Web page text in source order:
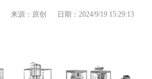
来源：原创 日期：2024/9/19 15:29:13